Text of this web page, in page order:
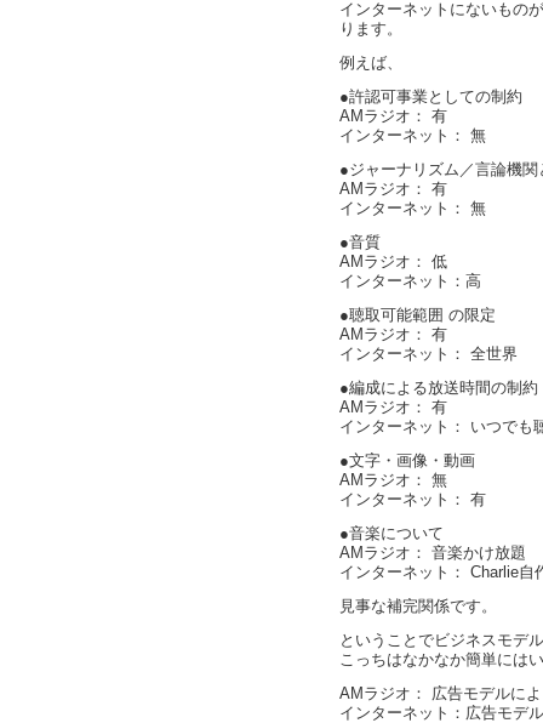
インターネットにないもの
ります。
例えば、
●許認可事業としての制約
AMラジオ： 有
インターネット： 無
●ジャーナリズム／言論機関
AMラジオ： 有
インターネット： 無
●音質
AMラジオ： 低
インターネット：高
●聴取可能範囲 の限定
AMラジオ： 有
インターネット： 全世界
●編成による放送時間の制約
AMラジオ： 有
インターネット： いつでも
●文字・画像・動画
AMラジオ： 無
インターネット： 有
●音楽について
AMラジオ： 音楽かけ放題
インターネット： Charlie自
見事な補完関係です。
ということでビジネスモデ
こっちはなかなか簡単には
AMラジオ： 広告モデルに
インターネット：広告モデ